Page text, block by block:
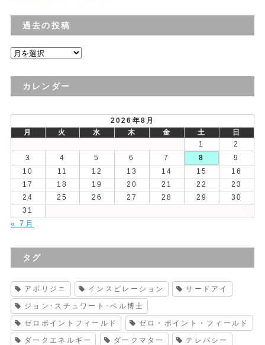
過去の投稿
過
の
カレンダー
2026年8月
月
火 水 木 金 土
日
1
2
3
4 5 6 7 8
9
10
11 12 13 14 15
16
17
18 19 20 21 22
23
24
25 26 27 28 29
30
31
« 7月
タグ
アボリジニ インスピレーション サードアイ
ジョン･スチュワート･ベル博士
ゼロポイントフィールド ゼロ・ポイント・フィールド
ダークエネルギー ダークマター テレパシー